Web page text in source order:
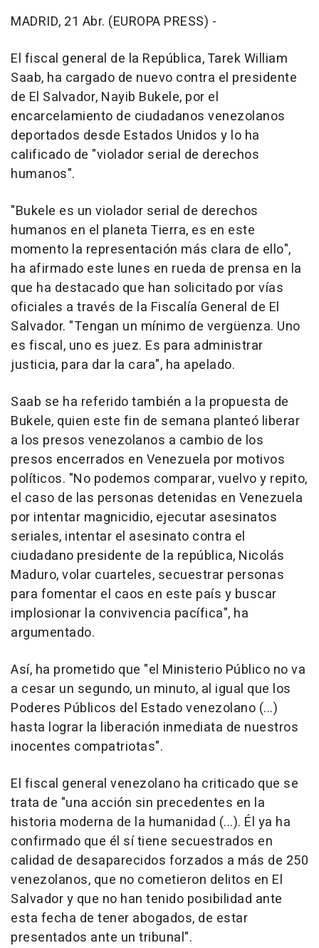
MADRID, 21 Abr. (EUROPA PRESS) -
El fiscal general de la República, Tarek William
Saab, ha cargado de nuevo contra el presidente
de El Salvador, Nayib Bukele, por el
encarcelamiento de ciudadanos venezolanos
deportados desde Estados Unidos y lo ha
calificado de "violador serial de derechos
humanos".
"Bukele es un violador serial de derechos
humanos en el planeta Tierra, es en este
momento la representación más clara de ello",
ha afirmado este lunes en rueda de prensa en la
que ha destacado que han solicitado por vías
oficiales a través de la Fiscalía General de El
Salvador. "Tengan un mínimo de vergüenza. Uno
es fiscal, uno es juez. Es para administrar
justicia, para dar la cara", ha apelado.
Saab se ha referido también a la propuesta de
Bukele, quien este fin de semana planteó liberar
a los presos venezolanos a cambio de los
presos encerrados en Venezuela por motivos
políticos. "No podemos comparar, vuelvo y repito,
el caso de las personas detenidas en Venezuela
por intentar magnicidio, ejecutar asesinatos
seriales, intentar el asesinato contra el
ciudadano presidente de la república, Nicolás
Maduro, volar cuarteles, secuestrar personas
para fomentar el caos en este país y buscar
implosionar la convivencia pacífica", ha
argumentado.
Así, ha prometido que "el Ministerio Público no va
a cesar un segundo, un minuto, al igual que los
Poderes Públicos del Estado venezolano (...)
hasta lograr la liberación inmediata de nuestros
inocentes compatriotas".
El fiscal general venezolano ha criticado que se
trata de "una acción sin precedentes en la
historia moderna de la humanidad (...). Él ya ha
confirmado que él sí tiene secuestrados en
calidad de desaparecidos forzados a más de 250
venezolanos, que no cometieron delitos en El
Salvador y que no han tenido posibilidad ante
esta fecha de tener abogados, de estar
presentados ante un tribunal".